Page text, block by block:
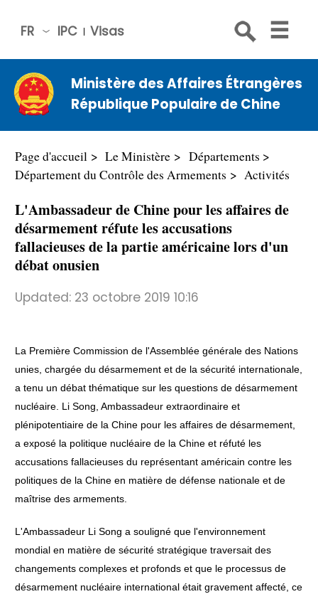
IPC Visas
FR
中文
Engli
sh
Русс
Espa
عربي
Ministère des Affaires Étrangères
République Populaire de Chine
Page d'accueil Le Ministère
Départements
Département du Contrôle des Armements
Activités
L'Ambassadeur de Chine pour les affaires de
désarmement réfute les accusations
fallacieuses de la partie américaine lors d'un
débat onusien
Updated: 23 octobre 2019 10:16
La Première Commission de l'Assemblée générale des Nations
unies, chargée du désarmement et de la sécurité internationale,
a tenu un débat thématique sur les questions de désarmement
nucléaire. Li Song, Ambassadeur extraordinaire et
plénipotentiaire de la Chine pour les affaires de désarmement,
a exposé la politique nucléaire de la Chine et réfuté les
accusations fallacieuses du représentant américain contre les
politiques de la Chine en matière de défense nationale et de
maîtrise des armements.
L'Ambassadeur Li Song a souligné que l'environnement
mondial en matière de sécurité stratégique traversait des
changements complexes et profonds et que le processus de
désarmement nucléaire international était gravement affecté, ce